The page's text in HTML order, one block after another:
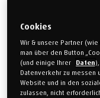
Cookies
Wir & unsere Partner
man über den Button
(und einige Ihrer
Daten
Datenverkehr zu messen
Website und in den
zulassen, nicht